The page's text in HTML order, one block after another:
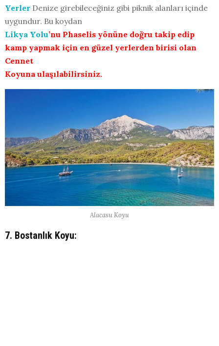
Yerler Denize girebileceğiniz gibi piknik alanları içinde
uygundur. Bu koydan
Likya Yolu’nu Phaselis yönüne doğru takip edip
kamp yapmak için en güzel yerlerden birisi olan
Cennet
Koyuna ulaşılabilirsiniz.
Alacasu Koyu
7. Bostanlık Koyu: